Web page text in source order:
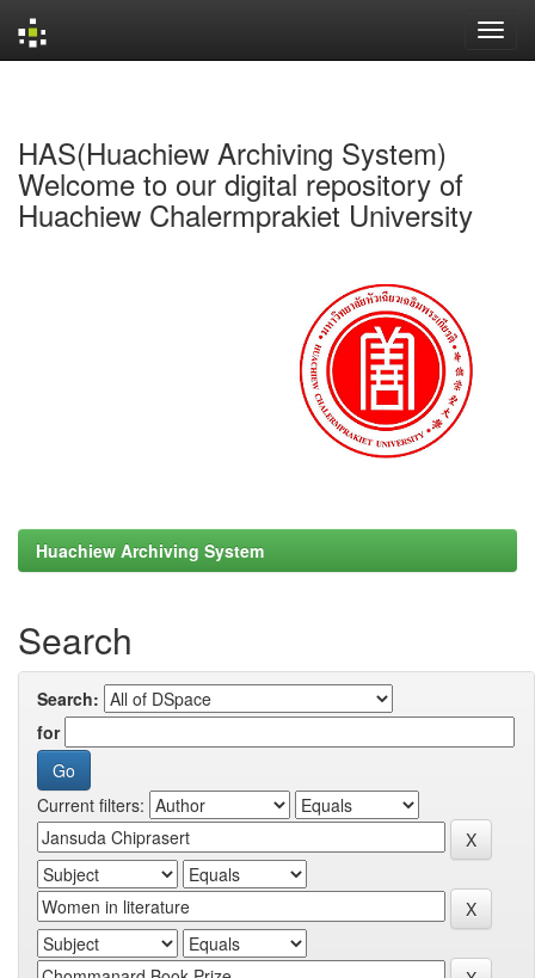
HAS(Huachiew Archiving System)
Welcome to our digital repository of
Huachiew Chalermprakiet University
Huachiew Archiving System
Search
Search:
for
Current filters: